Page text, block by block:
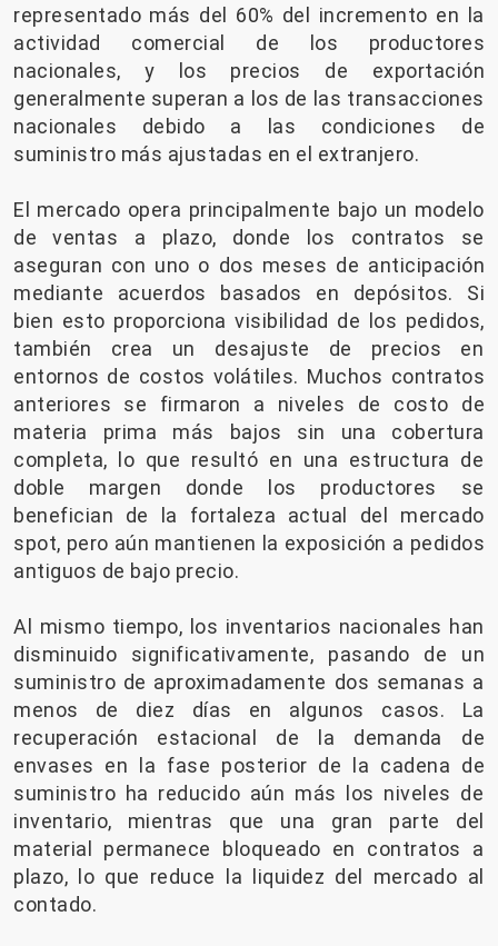
representado más del 60% del incremento en la
actividad comercial de los productores
nacionales, y los precios de exportación
generalmente superan a los de las transacciones
nacionales debido a las condiciones de
suministro más ajustadas en el extranjero.
El mercado opera principalmente bajo un modelo
de ventas a plazo, donde los contratos se
aseguran con uno o dos meses de anticipación
mediante acuerdos basados ​​en depósitos. Si
bien esto proporciona visibilidad de los pedidos,
también crea un desajuste de precios en
entornos de costos volátiles. Muchos contratos
anteriores se firmaron a niveles de costo de
materia prima más bajos sin una cobertura
completa, lo que resultó en una estructura de
doble margen donde los productores se
benefician de la fortaleza actual del mercado
spot, pero aún mantienen la exposición a pedidos
antiguos de bajo precio.
Al mismo tiempo, los inventarios nacionales han
disminuido significativamente, pasando de un
suministro de aproximadamente dos semanas a
menos de diez días en algunos casos. La
recuperación estacional de la demanda de
envases en la fase posterior de la cadena de
suministro ha reducido aún más los niveles de
inventario, mientras que una gran parte del
material permanece bloqueado en contratos a
plazo, lo que reduce la liquidez del mercado al
contado.